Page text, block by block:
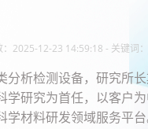
2025-12-23 14:59:18 - 关键词
分析检测设备，研究所
学研究为首任，以客户
材料研发领域服务平台